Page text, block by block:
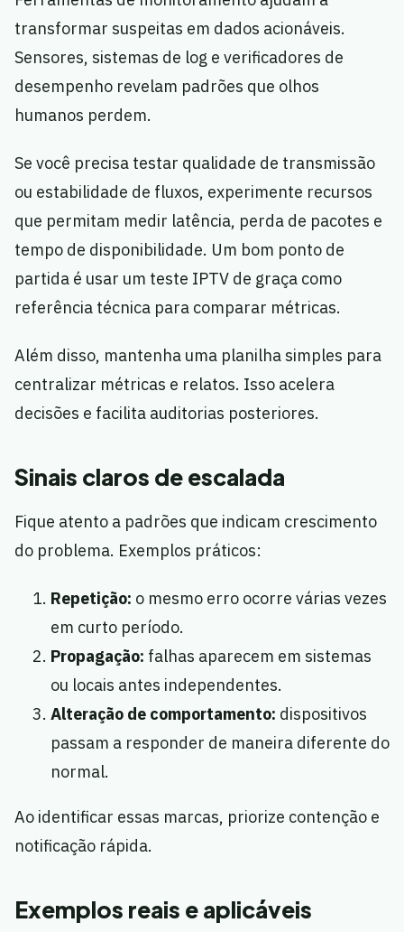
transformar suspeitas em dados acionáveis.
Sensores, sistemas de log e verificadores de
desempenho revelam padrões que olhos
humanos perdem.
Se você precisa testar qualidade de transmissão
ou estabilidade de fluxos, experimente recursos
que permitam medir latência, perda de pacotes e
tempo de disponibilidade. Um bom ponto de
partida é usar um teste IPTV de graça como
referência técnica para comparar métricas.
Além disso, mantenha uma planilha simples para
centralizar métricas e relatos. Isso acelera
decisões e facilita auditorias posteriores.
Sinais claros de escalada
Fique atento a padrões que indicam crescimento
do problema. Exemplos práticos:
Repetição: o mesmo erro ocorre várias vezes
em curto período.
Propagação: falhas aparecem em sistemas
ou locais antes independentes.
Alteração de comportamento: dispositivos
passam a responder de maneira diferente do
normal.
Ao identificar essas marcas, priorize contenção e
notificação rápida.
Exemplos reais e aplicáveis